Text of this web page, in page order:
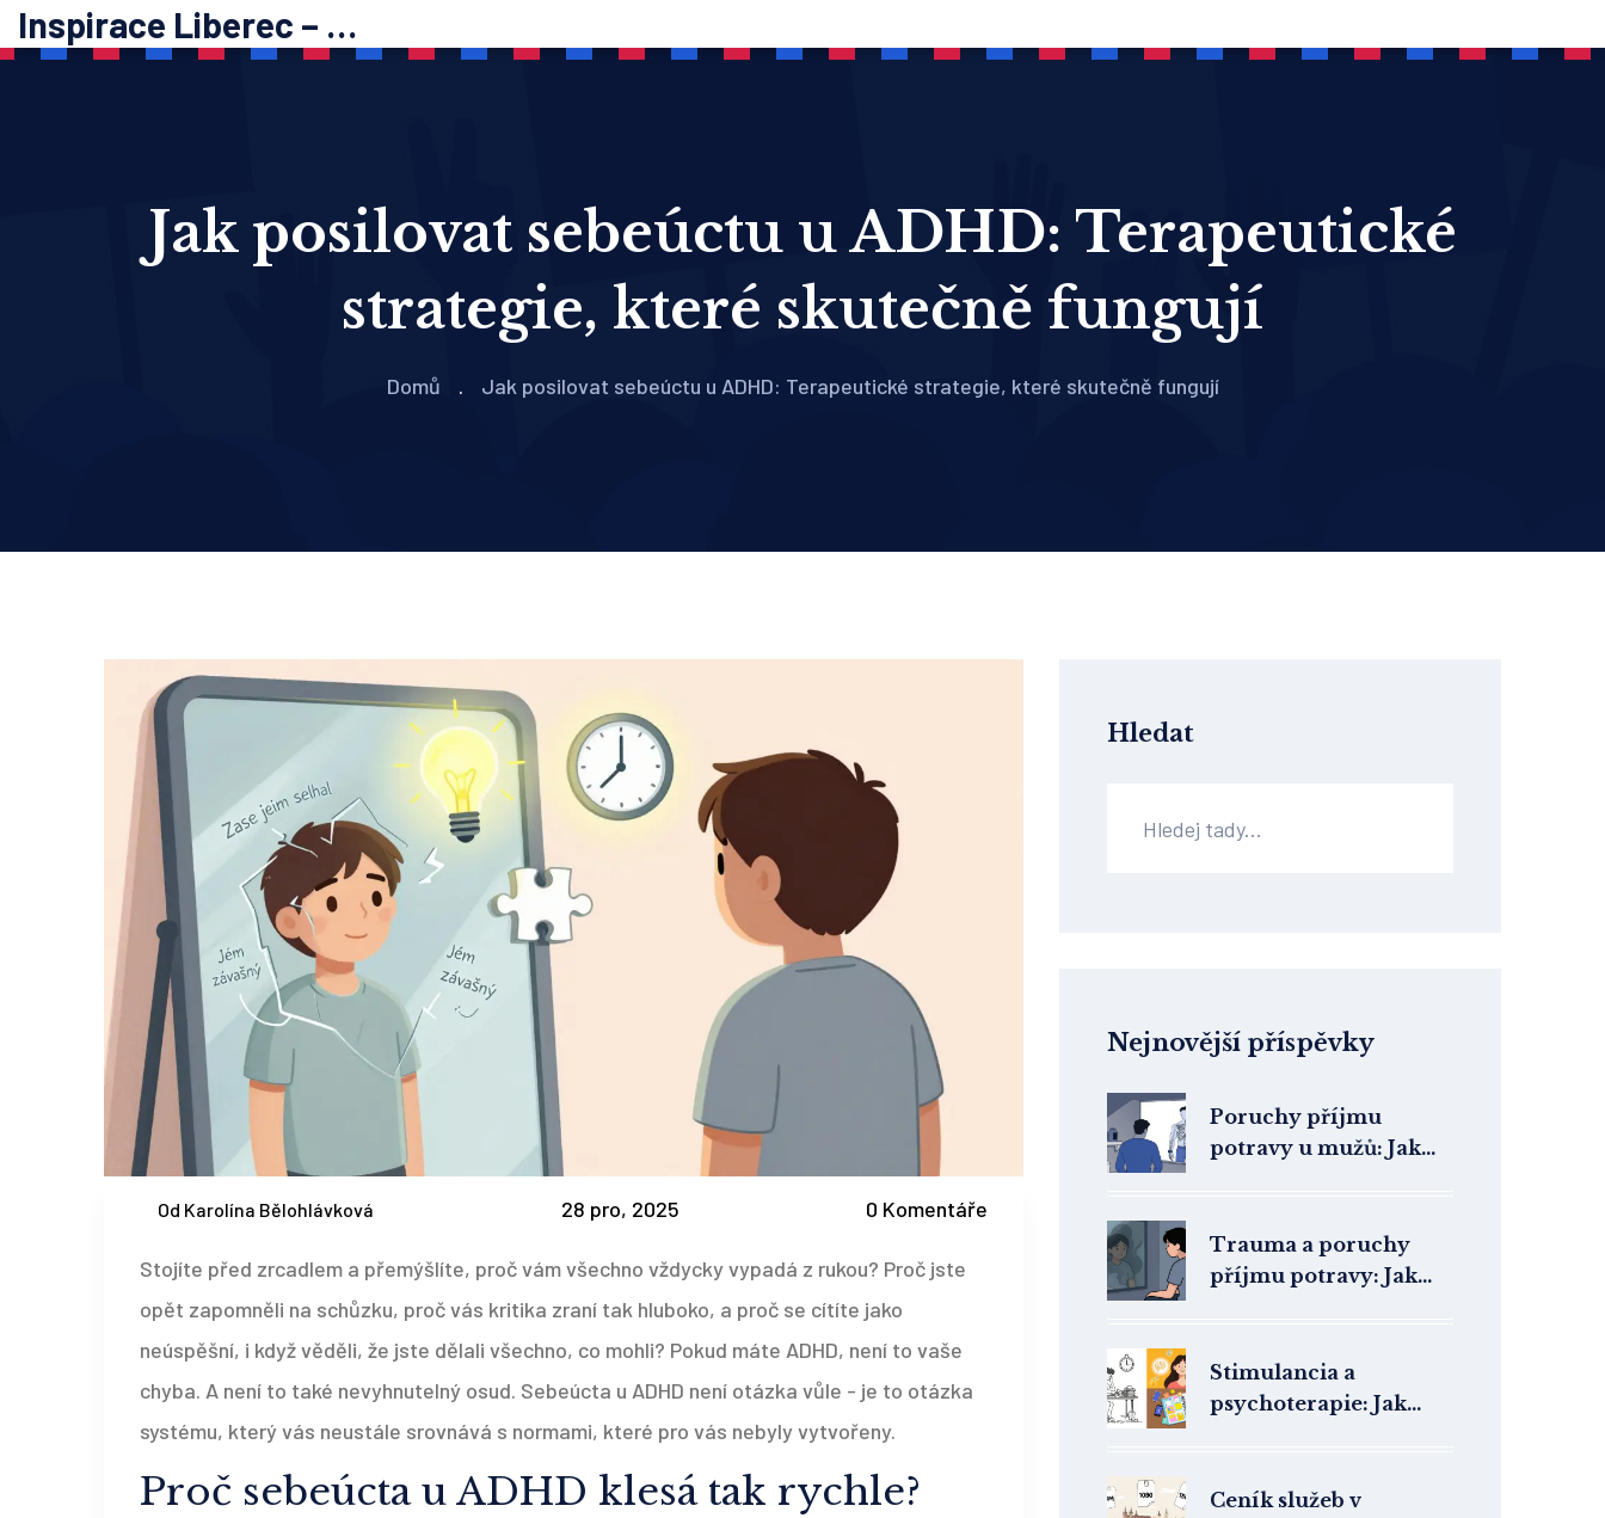
Inspirace Liberec – psychoterapie
Jak posilovat sebeúctu u ADHD: Terapeutické
strategie, které skutečně fungují
Domů Jak posilovat sebeúctu u ADHD: Terapeutické strategie, které skutečně fungují
Od Karolína Bělohlávková 28 pro, 2025 0 Komentáře
Stojíte před zrcadlem a přemýšlíte, proč vám všechno vždycky vypadá z rukou? Proč jste
opět zapomněli na schůzku, proč vás kritika zraní tak hluboko, a proč se cítíte jako
neúspěšní, i když věděli, že jste dělali všechno, co mohli? Pokud máte ADHD, není to vaše
chyba. A není to také nevyhnutelný osud. Sebeúcta u ADHD není otázka vůle - je to otázka
systému, který vás neustále srovnává s normami, které pro vás nebyly vytvořeny.
Proč sebeúcta u ADHD klesá tak rychle?
Hledat
Nejnovější příspěvky
Poruchy příjmu
potravy u mužů: Jak
Trauma a poruchy
příjmu potravy: Jak
Stimulancia a
psychoterapie: Jak
ČR
Ceník služeb v